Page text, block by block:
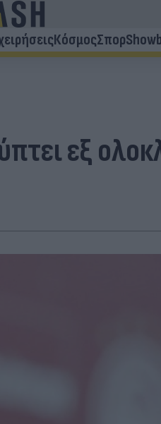
ΚόσμοςΣπορ
εξ